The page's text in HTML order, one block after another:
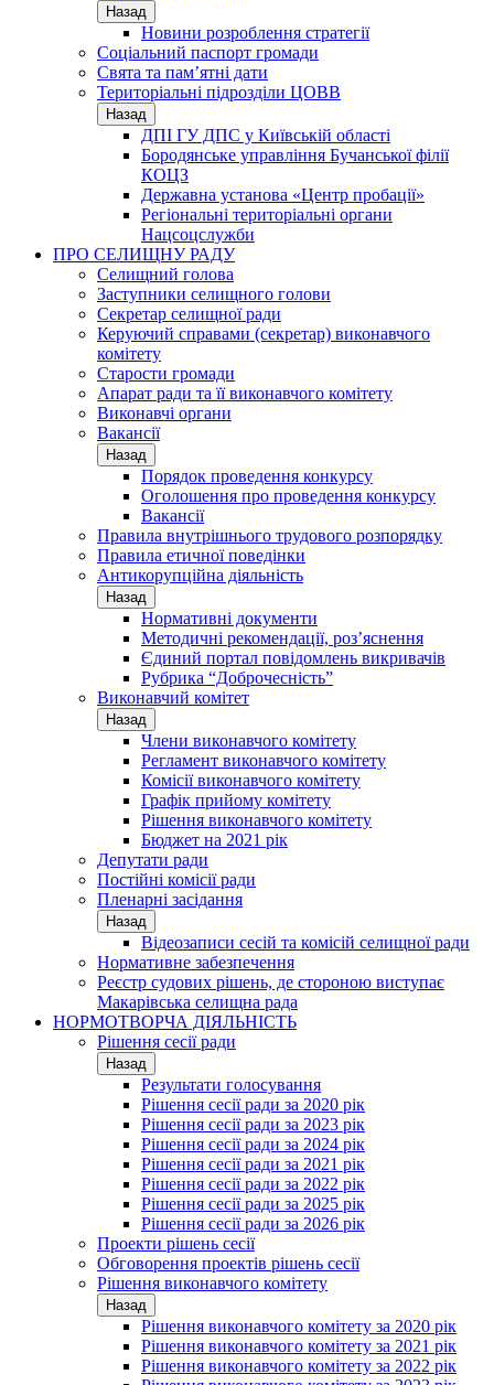
Назад
Новини розроблення стратегії
Соціальний паспорт громади
Свята та пам’ятні дати
Територіальні підрозділи ЦОВВ
Назад
ДПІ ГУ ДПС у Київській області
Бородянське управління Бучанської філії
КОЦЗ
Державна установа «Центр пробації»
Регіональні територіальні органи
Нацсоцслужби
ПРО СЕЛИЩНУ РАДУ
Селищний голова
Заступники селищного голови
Секретар селищної ради
Керуючий справами (секретар) виконавчого
комітету
Старости громади
Апарат ради та її виконавчого комітету
Виконавчі органи
Вакансії
Назад
Порядок проведення конкурсу
Оголошення про проведення конкурсу
Вакансії
Правила внутрішнього трудового розпорядку
Правила етичної поведінки
Антикорупційна діяльність
Назад
Нормативні документи
Методичні рекомендації, роз’яснення
Єдиний портал повідомлень викривачів
Рубрика “Доброчесність”
Виконавчий комітет
Назад
Члени виконавчого комітету
Регламент виконавчого комітету
Комісії виконавчого комітету
Графік прийому комітету
Рішення виконавчого комітету
Бюджет на 2021 рік
Депутати ради
Постійні комісії ради
Пленарні засідання
Назад
Відеозаписи сесій та комісій селищної ради
Нормативне забезпечення
Реєстр судових рішень, де стороною виступає
Макарівська селищна рада
НОРМОТВОРЧА ДІЯЛЬНІСТЬ
Рішення сесії ради
Назад
Результати голосування
Рішення сесії ради за 2020 рік
Рішення сесії ради за 2023 рік
Рішення сесії ради за 2024 рік
Рішення сесії ради за 2021 рік
Рішення сесії ради за 2022 рік
Рішення сесії ради за 2025 рік
Рішення сесії ради за 2026 рік
Проекти рішень сесії
Обговорення проектів рішень сесії
Рішення виконавчого комітету
Назад
Рішення виконавчого комітету за 2020 рік
Рішення виконавчого комітету за 2021 рік
Рішення виконавчого комітету за 2022 рік